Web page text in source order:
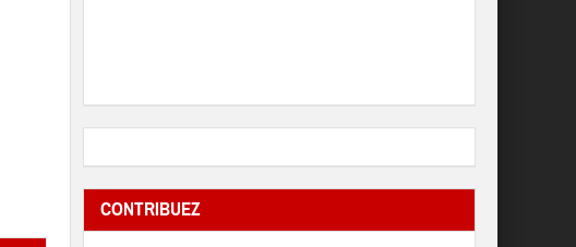
CONTRIBUEZ